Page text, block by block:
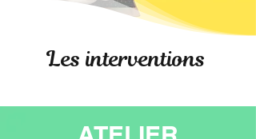
Les interventions